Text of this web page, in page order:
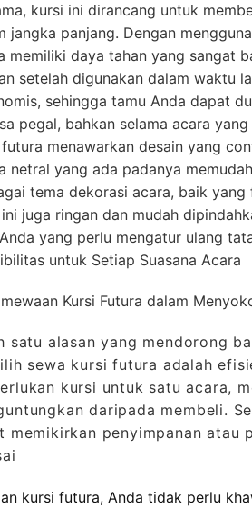
kursi ini dirancang untuk
jangka panjang. Dengan
memiliki daya tahan yang sangat
setelah digunakan dalam waktu
sehingga tamu Anda dapat
pegal, bahkan selama acara
menawarkan desain yang
netral yang ada padanya
tema dekorasi acara, baik yang
juga ringan dan mudah
yang perlu mengatur ulang
untuk Setiap Suasana Acara
Kursi Futura dalam
satu alasan yang mendorong
sewa kursi futura adalah
kursi untuk satu acara,
daripada membeli.
memikirkan penyimpanan atau
kursi futura, Anda tidak perlu